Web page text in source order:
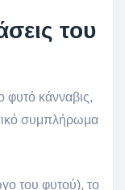
του
φυτό κάνναβις,
συμπλήρωμα
του φυτού), το